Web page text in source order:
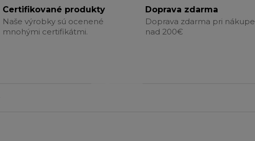
Certifikované produkty
Naše výrobky sú ocenené
mnohými certifikátmi.
Doprava zdarma
Doprava zdarma pri nákupe
nad 200€